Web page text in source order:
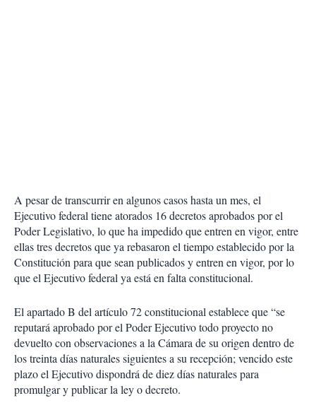
A pesar de transcurrir en algunos casos hasta un mes, el
Ejecutivo federal tiene atorados 16 decretos aprobados por el
Poder Legislativo, lo que ha impedido que entren en vigor, entre
ellas tres decretos que ya rebasaron el tiempo establecido por la
Constitución para que sean publicados y entren en vigor, por lo
que el Ejecutivo federal ya está en falta constitucional.
El apartado B del artículo 72 constitucional establece que “se
reputará aprobado por el Poder Ejecutivo todo proyecto no
devuelto con observaciones a la Cámara de su origen dentro de
los treinta días naturales siguientes a su recepción; vencido este
plazo el Ejecutivo dispondrá de diez días naturales para
promulgar y publicar la ley o decreto.